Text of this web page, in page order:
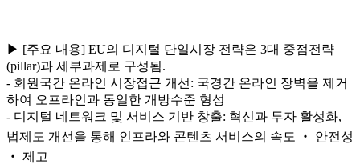
▶ [주요 내용] EU의 디지털 단일시장 전략은 3대 중점전략
(pillar)과 세부과제로 구성됨.
- 회원국간 온라인 시장접근 개선: 국경간 온라인 장벽을 제거
하여 오프라인과 동일한 개방수준 형성
- 디지털 네트워크 및 서비스 기반 창출: 혁신과 투자 활성화,
법제도 개선을 통해 인프라와 콘텐츠 서비스의 속도 ‧ 안전성
‧ 제고